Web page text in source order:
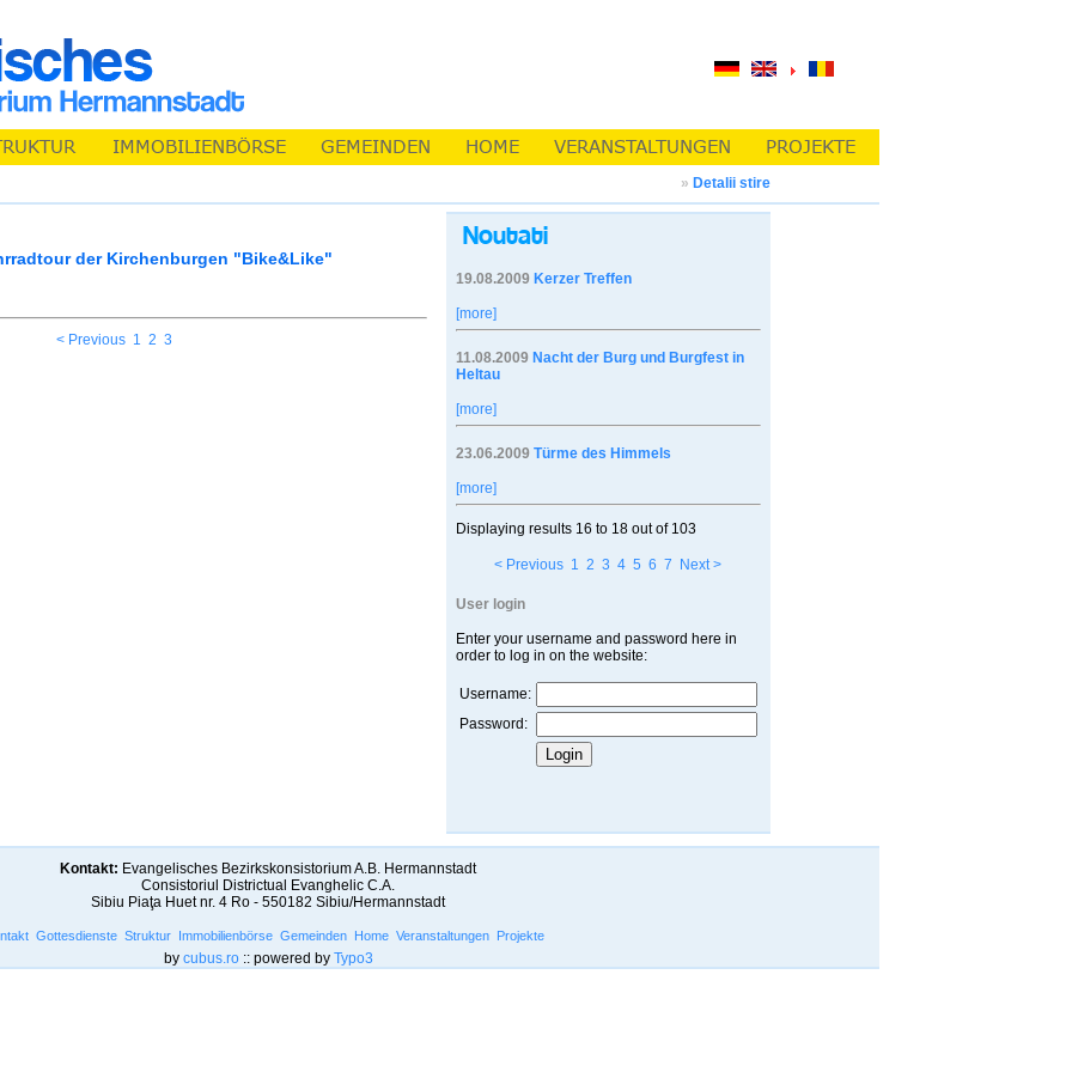
» Detalii stire
der Kirchenburgen "Bike&Like"
< Previous 1 2 3
19.08.2009 Kerzer Treffen
[more]
11.08.2009 Nacht der Burg und Burgfest in
Heltau
[more]
23.06.2009 Türme des Himmels
[more]
Displaying results 16 to 18out of 103
< Previous 1 2 3 4 5 6 7 Next >
User login
Enter your username and password here in
order to log in on the website:
Username:
Password:
Kontakt: Evangelisches Bezirkskonsistorium A.B. Hermannstadt
Consistoriul Districtual Evanghelic C.A.
Sibiu Piaţa Huet nr. 4 Ro - 550182 Sibiu/Hermannstadt
Gottesdienste Struktur Immobilienbörse Gemeinden Home Veranstaltungen Projekte
by cubus.ro:: powered by Typo3